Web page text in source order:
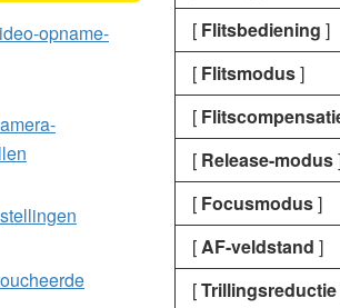
opname-
[ Flitsbediening ]
[ Flitsmodus]
[
[ Release-modus
[ Focusmodus]
[AF-veldstand ]
[Trillingsreductie